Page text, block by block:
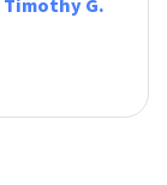
Timothy G.